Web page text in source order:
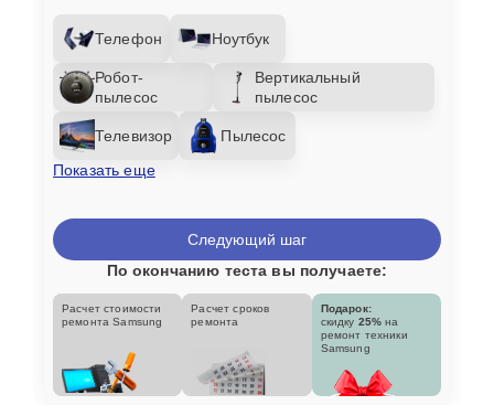
Телефон Ноутбук
Робот-
пылесос
Вертикальный
пылесос
Телевизор
Пылесос
Показать еще
Следующий шаг
По окончанию теста вы получаете:
Расчет стоимости
ремонта Samsung
Расчет сроков
ремонта
Подарок:
скидку 25% на
ремонт техники
Samsung